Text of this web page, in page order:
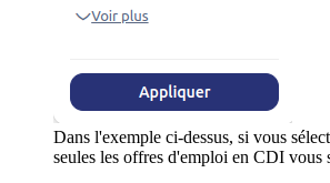
Dans l'exemple ci-dessus, si vous
seules les offres d'emploi en CDI vous